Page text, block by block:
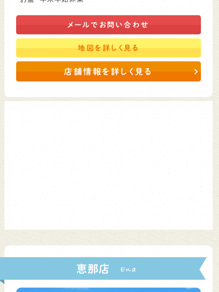
メールで お問い合わせ
地図を詳しく見る
店舗情報を詳しく見る
恵那店